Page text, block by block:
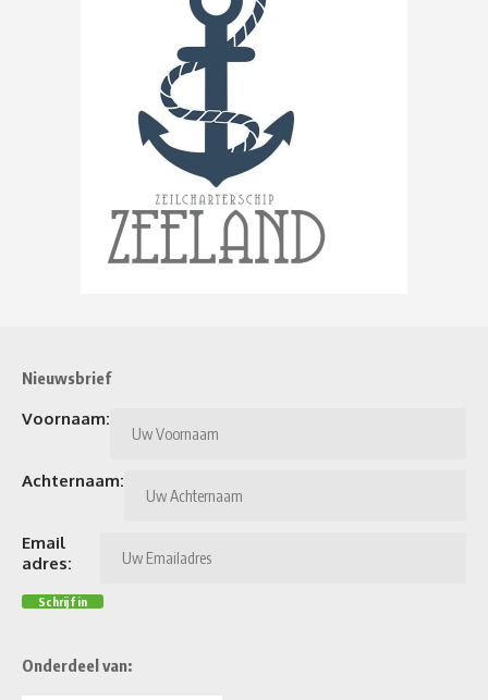
Nieuwsbrief
Voornaam:
Achternaam:
Email
adres:
Onderdeel van: